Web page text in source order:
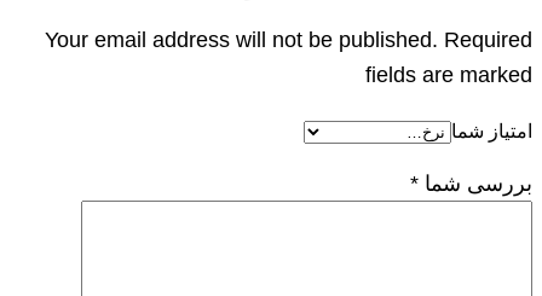
Your email address will not be published. Required
fields are marked
امتیاز شما
بررسی شما *